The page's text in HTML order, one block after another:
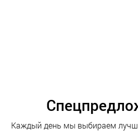
Каждый день мы выбираем